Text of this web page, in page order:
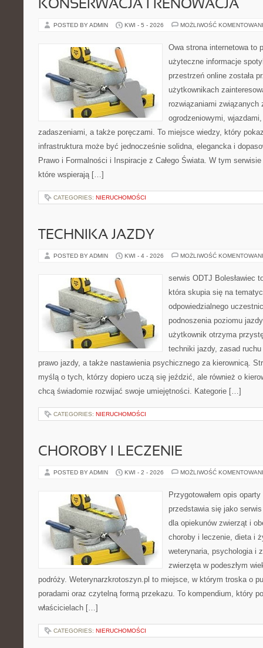
KONSERWACJA I RENOWACJA
POSTED BY ADMIN KWI - 5 - 2026 MOŻLIWOŚĆ
Owa strona internetowa to
użyteczne informacje
przestrzeń online została
użytkownikach
rozwiązaniami związanych
ogrodzeniowymi,
zadaszeniami, a także poręczami. To miejsce wiedzy, który
infrastruktura może być jednocześnie solidna, elegancka i
Prawo i Formalności i Inspiracje z Całego Świata. W tym
które wspierają […]
CATEGORIES: NIERUCHOMOŚCI
TECHNIKA JAZDY
POSTED BY ADMIN KWI - 4 - 2026 MOŻLIWOŚĆ
serwis ODTJ Bolesławiec
która skupia się na
odpowiedzialnego
podnoszenia poziomu
użytkownik otrzyma
techniki jazdy, zasad
prawo jazdy, a także nastawienia psychicznego za kierownicą.
myślą o tych, którzy dopiero uczą się jeździć, ale również o
chcą świadomie rozwijać swoje umiejętności. Kategorie […]
CATEGORIES: NIERUCHOMOŚCI
CHOROBY I LECZENIE
POSTED BY ADMIN KWI - 2 - 2026 MOŻLIWOŚĆ
Przygotowałem opis
przedstawia się jako
dla opiekunów zwierząt i
choroby i leczenie, dieta i
weterynaria, psychologia i
zwierzęta w podeszłym
podróży. Weterynarzkrotoszyn.pl to miejsce, w którym troska o
poradami oraz czytelną formą przekazu. To kompendium, który
właścicielach […]
CATEGORIES: NIERUCHOMOŚCI